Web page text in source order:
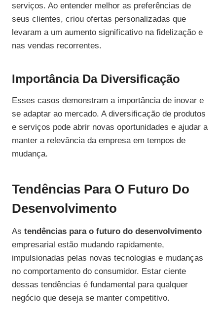
serviços. Ao entender melhor as preferências de
seus clientes, criou ofertas personalizadas que
levaram a um aumento significativo na fidelização e
nas vendas recorrentes.
Importância Da Diversificação
Esses casos demonstram a importância de inovar e
se adaptar ao mercado. A diversificação de produtos
e serviços pode abrir novas oportunidades e ajudar a
manter a relevância da empresa em tempos de
mudança.
Tendências Para O Futuro Do
Desenvolvimento
As tendências para o futuro do desenvolvimento
empresarial estão mudando rapidamente,
impulsionadas pelas novas tecnologias e mudanças
no comportamento do consumidor. Estar ciente
dessas tendências é fundamental para qualquer
negócio que deseja se manter competitivo.